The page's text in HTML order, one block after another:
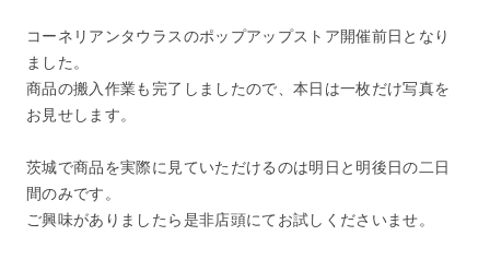
コーネリアンタウラスのポップアップストア開催前日となり
ました。
商品の搬入作業も完了しましたので、本日は一枚だけ写真を
お見せします。
茨城で商品を実際に見ていただけるのは明日と明後日の二日
間のみです。
ご興味がありましたら是非店頭にてお試しくださいませ。